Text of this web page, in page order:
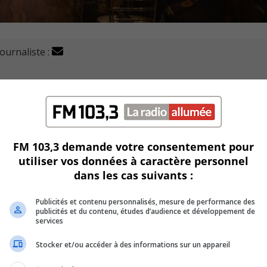
:
techniciens ambulanciers de la Montérégie (CETAM)
gouverneur du Québec, Joseph Michel Doyon.
au cours d’une cérémonie en leur honneur,
que le métier de paramédic ne peut être exercé par
tant d’années avec autant de don de soi […] est
fonctions pendant 20, 30, ou même 40 ans.
FM 103,3 demande votre consentement pour
utiliser vos données à caractère personnel
dans les cas suivants :
Publicités et contenu personnalisés, mesure de performance des
publicités et du contenu, études d’audience et développement de
services
Stocker et/ou accéder à des informations sur un appareil